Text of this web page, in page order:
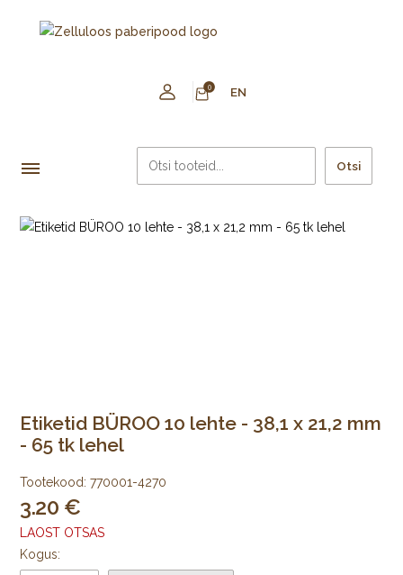
0 EN
Otsi
Etiketid BÜROO 10 lehte - 38,1 x 21,2 mm
- 65 tk lehel
Tootekood: 770001-4270
3.20
LAOST OTSAS
Kogus: